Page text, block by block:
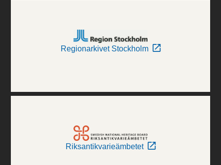
Regionarkivet Stockholm
Riksantikvarieämbetet